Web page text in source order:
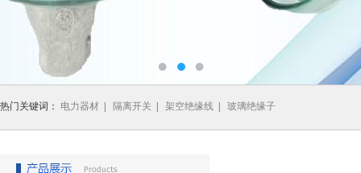
热门关键词： 电力器材 隔离开关 架空绝缘线 玻璃绝缘子